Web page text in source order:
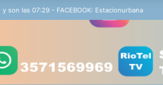
07:29 - FACEBOOK: Estacionurbana